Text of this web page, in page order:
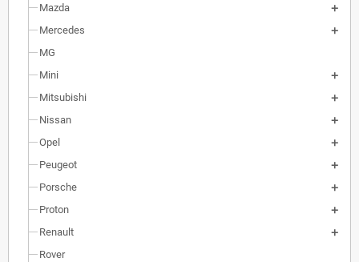
Mazda
Mercedes
MG
Mini
Mitsubishi
Nissan
Opel
Peugeot
Porsche
Proton
Renault
Rover